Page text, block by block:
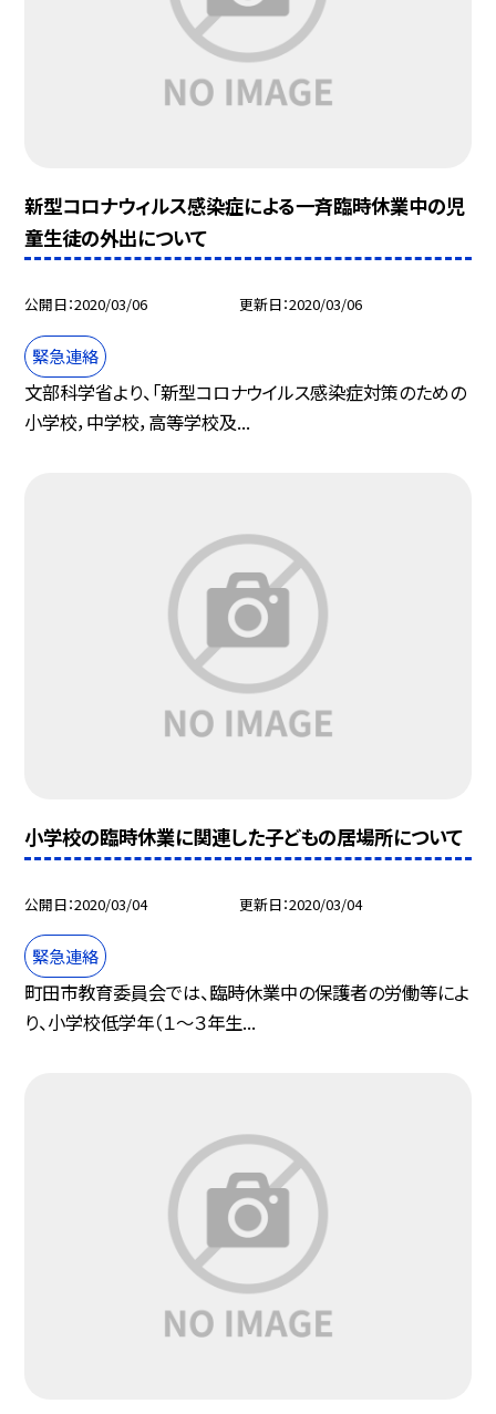
新型コロナウィルス感染症による一斉臨時休業中の児
童生徒の外出について
公開日 2020/03/06 更新日 2020/03/06
緊急連絡
文部科学省より、「新型コロナウイルス感染症対策のための
小学校，中学校，高等学校及...
小学校の臨時休業に関連した子どもの居場所について
公開日 2020/03/04 更新日 2020/03/04
緊急連絡
町田市教育委員会では、臨時休業中の保護者の労働等によ
り、小学校低学年（１〜３年生...